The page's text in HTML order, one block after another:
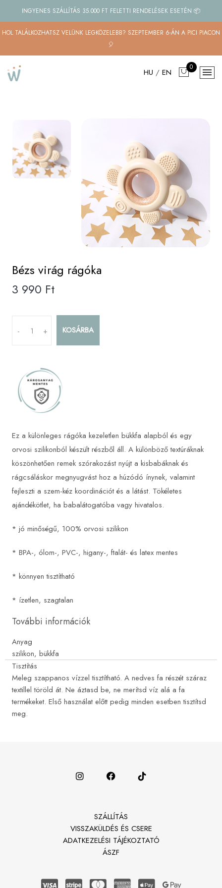
INGYENES SZÁLLÍTÁS 35.000 FT FELETTI RENDELÉSEK ESETÉN 📦
HOL TALÁLKOZHATSZ VELÜNK LEGKÖZELEBB? SZEPTEMBER 6-ÁN A PICI PIACON
🎈
HU / EN 0
Bézs virág rágóka
3 990 Ft
- + KOSÁRBA
Ez a különleges rágóka kezeletlen bükkfa alapból és egy
orvosi szilikonból készült részből áll. A különböző textúráknak
köszönhetően remek szórakozást nyújt a kisbabáknak és
rágcsáláskor megnyugvást hoz a húzódó ínynek, valamint
fejleszti a szem-kéz koordinációt és a látást. Tökéletes
ajándékötlet, ha babalátogatóba vagy hivatalos.
* jó minőségű, 100% orvosi szilikon
* BPA-, ólom-, PVC-, higany-, ftalát- és latex mentes
* könnyen tisztítható
* ízetlen, szagtalan
További információk
Anyag
szilikon, bükkfa
Tisztítás
Meleg szappanos vízzel tisztítható. A nedves fa részét száraz
textillel töröld át. Ne áztasd be, ne merítsd víz alá a fa
termékeket. Első használat előtt pedig minden esetben tisztítsd
meg.
SZÁLLÍTÁS
VISSZAKÜLDÉS ÉS CSERE
ADATKEZELÉSI TÁJÉKOZTATÓ
ÁSZF